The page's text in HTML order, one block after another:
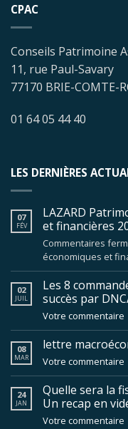
CPAC
Conseils Patrimoine
11, rue Paul-Savary
77170 BRIE-COMTE-
01 64 05 44 40
LES DERNIÈRES
07
FÉV
LAZARD
et financières
Commentaires
économiques et
02
JUIL
Les 8
succès par
Votre commentaire
08
MAR
lettre
Votre commentaire
24
JAN
Quelle sera la
Un recap en
Votre commentaire